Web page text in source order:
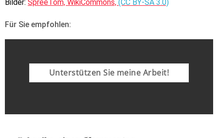
Bilder: SpreeTom, WikiCommons, (CC BY-SA 3.0)
Für Sie empfohlen:
Unterstützen Sie meine Arbeit!